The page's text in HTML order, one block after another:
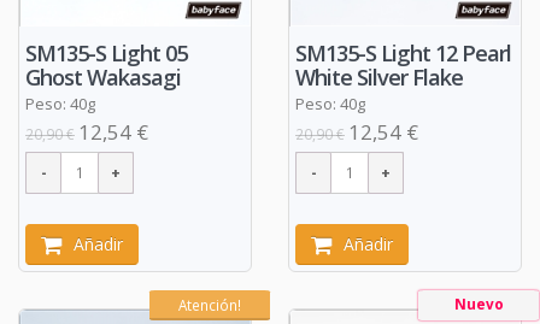
SM135-S Light 05
Ghost Wakasagi
Peso: 40g
20,90 € 12,54 €
Añadir
SM135-S Light 12 Pearl
White Silver Flake
Peso: 40g
20,90 € 12,54 €
Añadir
Atención! Nuevo